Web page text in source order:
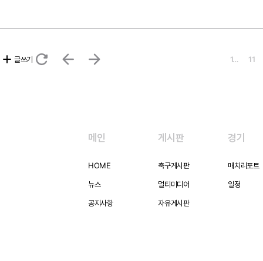
add 글쓰기 refresh arrow_back arrow_forward 1… 11
메인
HOME
뉴스
공지사항
게시판
축구게시판
멀티미디어
자유게시판
경기
매치리포트
일정